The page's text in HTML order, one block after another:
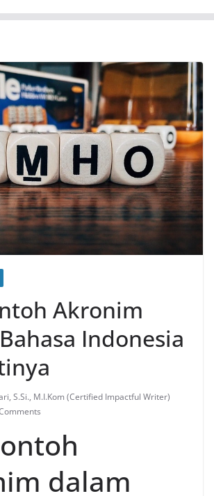
Akronim
Indonesia
S.Si., M.I.Kom (Certified Impactful Writer)
dalam